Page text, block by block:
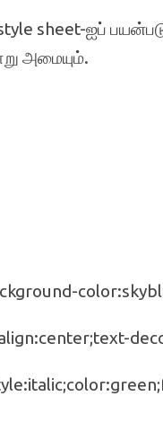
sheet-ஐப்
அமையும்.